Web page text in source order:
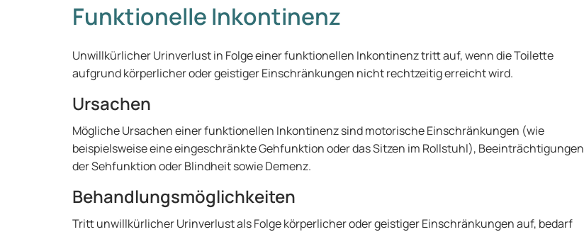
Funktionelle Inkontinenz
Unwillkürlicher Urinverlust in Folge einer funktionellen Inkontinenz tritt auf, wenn die Toilette
aufgrund körperlicher oder geistiger Einschränkungen nicht rechtzeitig erreicht wird.
Ursachen
Mögliche Ursachen einer funktionellen Inkontinenz sind motorische Einschränkungen (wie
beispielsweise eine eingeschränkte Gehfunktion oder das Sitzen im Rollstuhl), Beeinträchtigungen
der Sehfunktion oder Blindheit sowie Demenz.
Behandlungsmöglichkeiten
Tritt unwillkürlicher Urinverlust als Folge körperlicher oder geistiger Einschränkungen auf, bedarf